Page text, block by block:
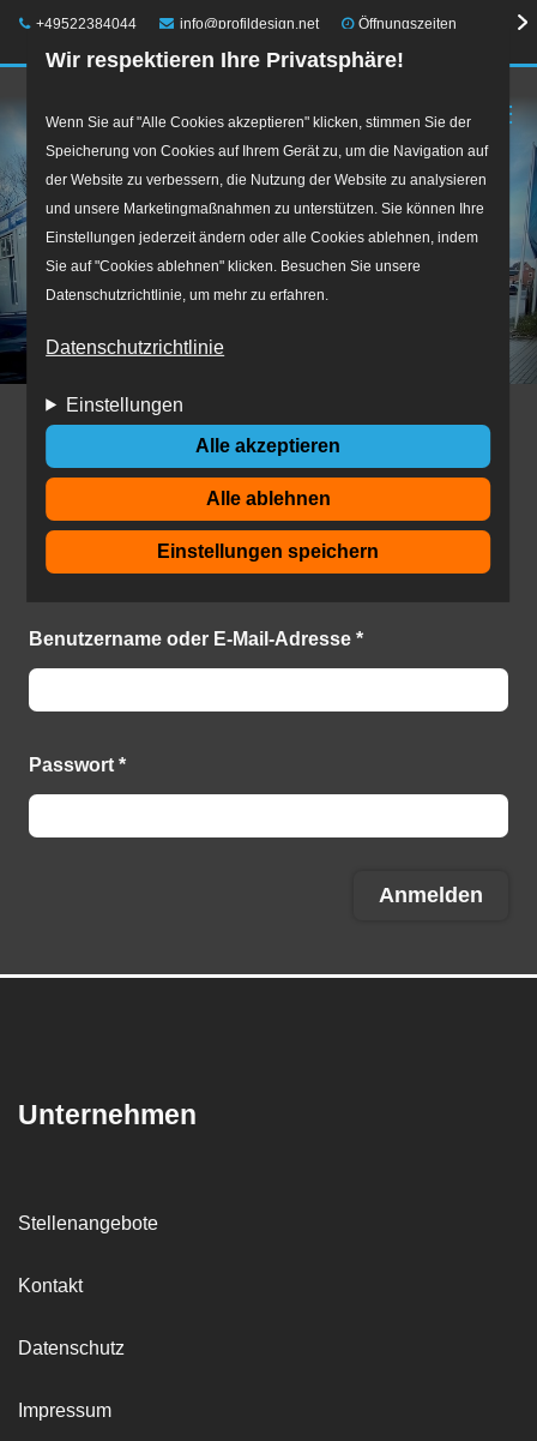
Wir respektieren Ihre Privatsphäre!
Wenn Sie auf "Alle Cookies akzeptieren" klicken, stimmen Sie der
Speicherung von Cookies auf Ihrem Gerät zu, um die Navigation auf
der Website zu verbessern, die Nutzung der Website zu analysieren
und unsere Marketingmaßnahmen zu unterstützen. Sie können Ihre
Einstellungen jederzeit ändern oder alle Cookies ablehnen, indem
Sie auf "Cookies ablehnen" klicken. Besuchen Sie unsere
Datenschutzrichtlinie, um mehr zu erfahren.
Datenschutzrichtlinie
Einstellungen
Alle akzeptieren
Alle ablehnen
Einstellungen speichern
Direkt
zum
Inhalt
Telefon:
+49522384044 E-Mail:info@profildesign.net Öffnungszeiten
☰
Haupt-
Reiter
(aktiver
Reiter)
Neues Passwort anfordern
Anmelden
Benutzername oder E-Mail-Adresse *
Passwort *
Anmelden
Unternehmen
Stellenangebote
Kontakt
Datenschutz
Impressum